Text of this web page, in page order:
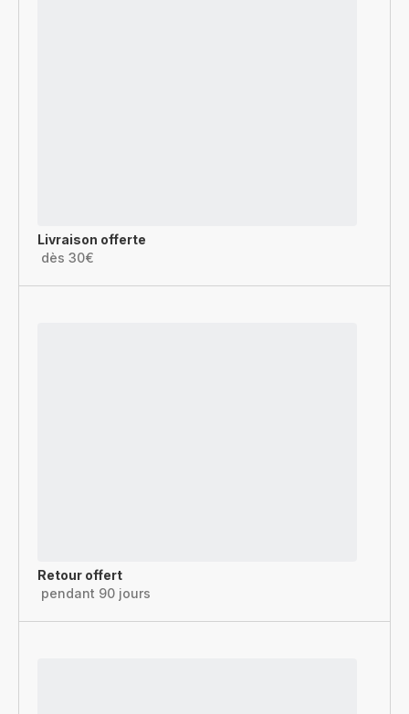
Livraison offerte
dès 30€
Retour offert
pendant 90 jours